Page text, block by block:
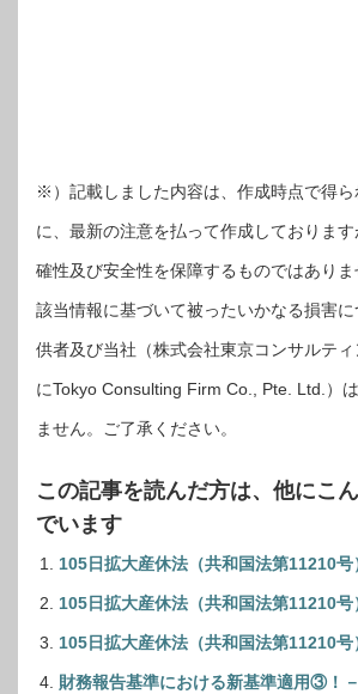
※）記載しました内容は、作成時点で得ら
に、最新の注意を払って作成しておりま
確性及び安全性を保障するものではありま
該当情報に基づいて被ったいかなる損害
供者及び当社（株式会社東京コンサルテ
にTokyo Consulting Firm Co., Pte. Ltd.）
ません。ご了承ください。
この記事を読んだ方は、他にこ
でいます
105日拡大産休法（共和国法第11210
105日拡大産休法（共和国法第11210
105日拡大産休法（共和国法第11210
財務報告基準における新基準適用③！